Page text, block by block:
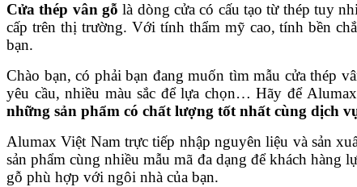
Cửa thép vân gỗ là dòng cửa có cấu tạo từ thép tuy
cấp trên thị trường. Với tính thẩm mỹ cao, tính bền
bạn.
Chào bạn, có phải bạn đang muốn tìm mẫu cửa thép
yêu cầu, nhiều màu sắc để lựa chọn… Hãy để
những sản phẩm có chất lượng tốt nhất cùng dịch
Alumax Việt Nam trực tiếp nhập nguyên liệu và sản
sản phẩm cùng nhiều mẫu mã đa dạng để khách hàng
gỗ phù hợp với ngôi nhà của bạn.